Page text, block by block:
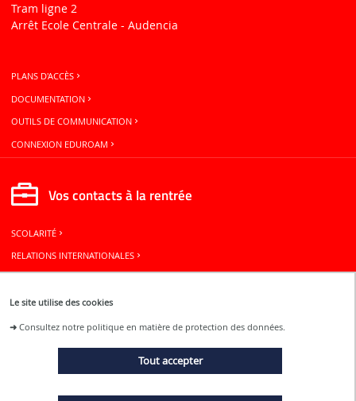
Le site utilise des cookies
➜Consultez notre politique en matière de protection des données.
Tout accepter
Tram ligne 2
Arrêt Ecole Centrale - Audencia
PLANS D'ACCÈS
DOCUMENTATION
OUTILS DE COMMUNICATION
CONNEXION EDUROAM
Vos contacts à la rentrée
SCOLARITÉ
RELATIONS INTERNATIONALES
Restons connectés
ACTUALITÉS